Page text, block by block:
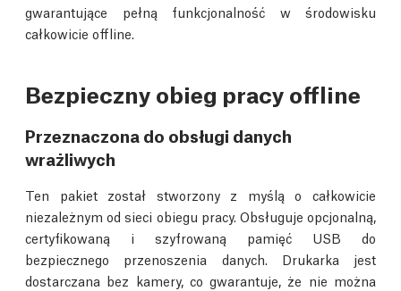
gwarantujące pełną funkcjonalność w środowisku
całkowicie offline.
Bezpieczny obieg pracy offline
Przeznaczona do obsługi danych
wrażliwych
Ten pakiet został stworzony z myślą o całkowicie
niezależnym od sieci obiegu pracy. Obsługuje opcjonalną,
certyfikowaną i szyfrowaną pamięć USB do
bezpiecznego przenoszenia danych. Drukarka jest
dostarczana bez kamery, co gwarantuje, że nie można